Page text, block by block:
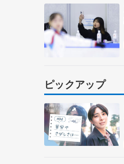
ピックアップ